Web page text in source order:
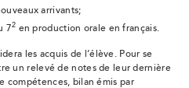
arrivants;
72 en production orale en français.
les acquis de l’élève. Pour se
un relevé de notes de leur dernière
compétences, bilan émis par